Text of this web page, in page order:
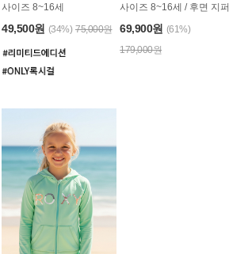
사이즈 8~16세
49,500원 (34%) 75,000원
사이즈 8~16세 / 후면 지퍼
69,900원 (61%)
179,000원